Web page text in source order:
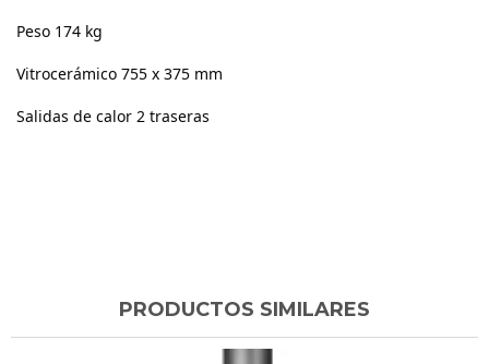
Peso 174 kg
Vitrocerámico 755 x 375 mm
Salidas de calor 2 traseras
PRODUCTOS SIMILARES